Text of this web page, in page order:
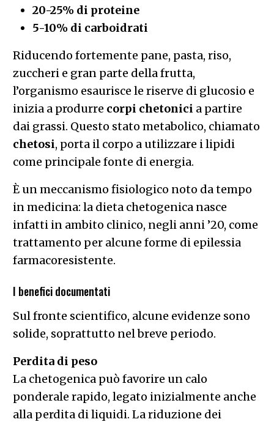
20-25% di proteine
5-10% di carboidrati
Riducendo fortemente pane, pasta, riso,
zuccheri e gran parte della frutta,
l’organismo esaurisce le riserve di glucosio e
inizia a produrre corpi chetonici a partire
dai grassi. Questo stato metabolico, chiamato
chetosi, porta il corpo a utilizzare i lipidi
come principale fonte di energia.
È un meccanismo fisiologico noto da tempo
in medicina: la dieta chetogenica nasce
infatti in ambito clinico, negli anni ’20, come
trattamento per alcune forme di epilessia
farmacoresistente.
I benefici documentati
Sul fronte scientifico, alcune evidenze sono
solide, soprattutto nel breve periodo.
Perdita di peso
La chetogenica può favorire un calo
ponderale rapido, legato inizialmente anche
alla perdita di liquidi. La riduzione dei